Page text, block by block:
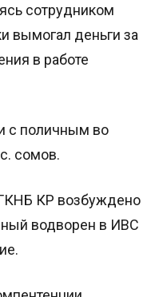
сотрудником
вымогал деньги за
в работе
с поличным во
сомов.
КР возбуждено
водворен в ИВС